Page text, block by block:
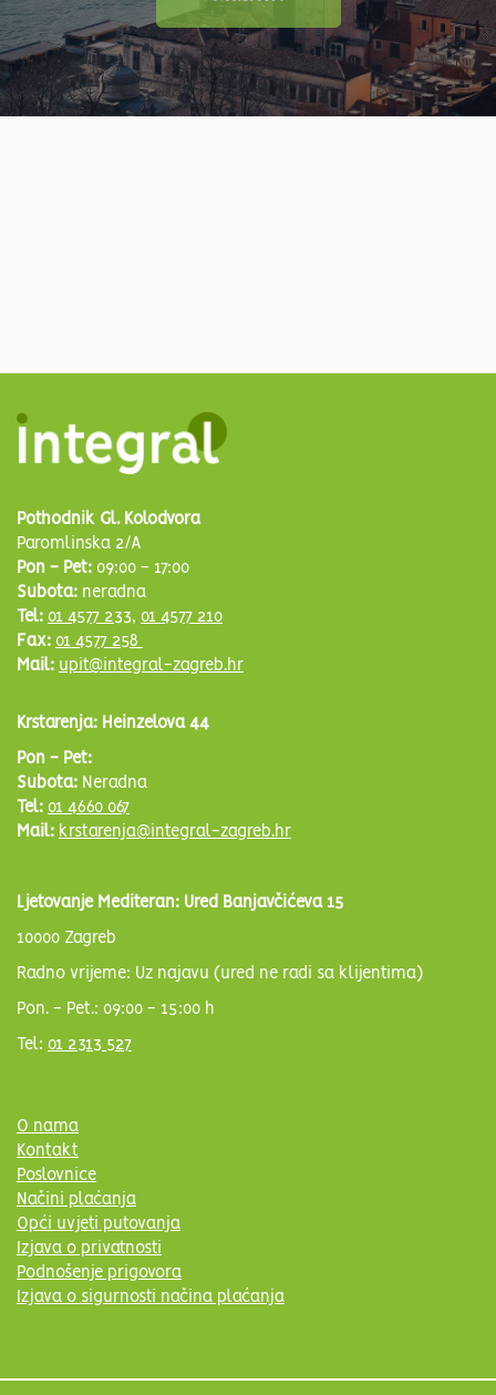
Pothodnik Gl. Kolodvora
Paromlinska 2/A
Pon - Pet: 09:00 - 17:00
Subota: neradna
Tel: 01 4577 233, 01 4577 210
Fax: 01 4577 258
Mail: upit@integral-zagreb.hr
Krstarenja: Heinzelova 44
Pon - Pet:
Subota: Neradna
Tel: 01 4660 067
Mail: krstarenja@integral-zagreb.hr
Ljetovanje Mediteran: Ured Banjavčićeva 15
10000 Zagreb
Radno vrijeme: Uz najavu (ured ne radi sa klijentima)
Pon. - Pet.: 09:00 - 15:00 h
Tel: 01 2313 527
O nama
Kontakt
Poslovnice
Načini plaćanja
Opći uvjeti putovanja
Izjava o privatnosti
Podnošenje prigovora
Izjava o sigurnosti načina plaćanja